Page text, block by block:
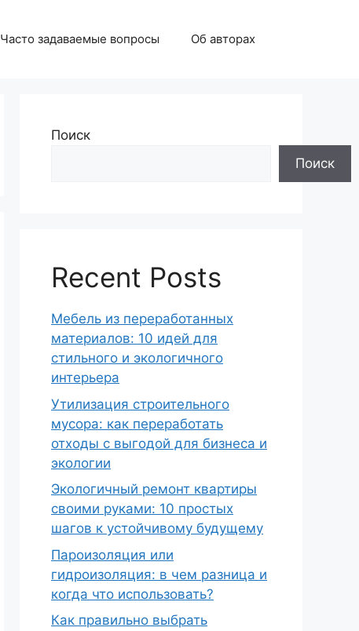
Часто задаваемые вопросы Об авторах
Поиск
Поиск
Recent Posts
Мебель из переработанных
материалов: 10 идей для
стильного и экологичного
интерьера
Утилизация строительного
мусора: как переработать
отходы с выгодой для бизнеса и
экологии
Экологичный ремонт квартиры
своими руками: 10 простых
шагов к устойчивому будущему
Пароизоляция или
гидроизоляция: в чем разница и
когда что использовать?
Как правильно выбрать